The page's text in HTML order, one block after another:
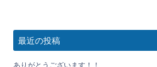
最近の投稿
ありがとうございます！！